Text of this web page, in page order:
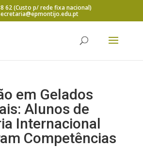
62 (Custo p/ rede fixa nacional)
em Gelados
Alunos de
Internacional
Competências